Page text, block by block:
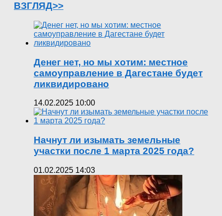
ВЗГЛЯД>>
Денег нет, но мы хотим: местное
самоуправление в Дагестане будет
ликвидировано
14.02.2025 10:00
Начнут ли изымать земельные
участки после 1 марта 2025 года?
01.02.2025 14:03